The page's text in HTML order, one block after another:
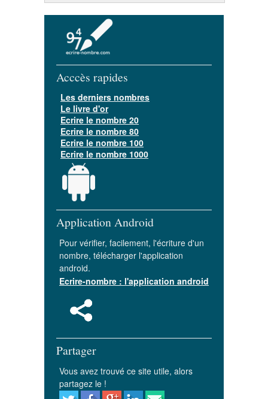
Acccès rapides
Les derniers nombres
Le livre d'or
Ecrire le nombre 20
Ecrire le nombre 80
Ecrire le nombre 100
Ecrire le nombre 1000
Application Android
Pour vérifier, facilement, l'écriture d'un
nombre, télécharger l'application
android.
Ecrire-nombre : l'application android
Partager
Vous avez trouvé ce site utile, alors
partagez le !